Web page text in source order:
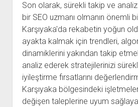
Son olarak, sürekli takip ve analiz
bir SEO uzmanı olmanın önemli
Karşıyaka'da rekabetin yoğun
ayakta kalmak için trendleri,
dinamiklerini yakından takip
analiz ederek stratejilerinizi
iyileştirme fırsatlarını
Karşıyaka bölgesindeki
değişen taleplerine uyum